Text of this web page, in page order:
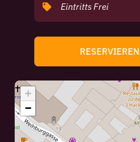
Eintritts Frei
RESERVIEREN
+
−